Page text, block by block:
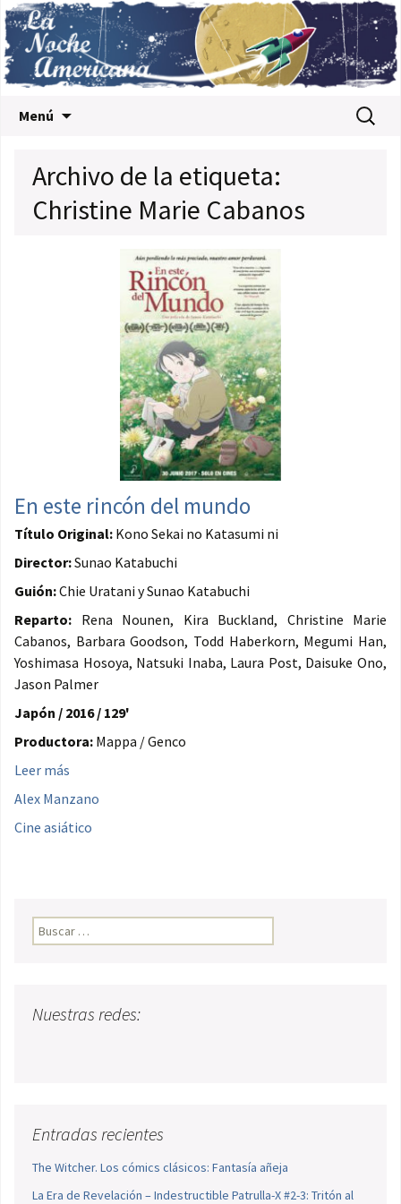
Menú Buscar:
Archivo de la etiqueta:
Christine Marie Cabanos
En este rincón del mundo
Título Original: Kono Sekai no Katasumi ni
Director:Sunao Katabuchi
Guión:Chie Uratani y Sunao Katabuchi
Reparto: Rena Nounen, Kira Buckland, Christine Marie
Cabanos, Barbara Goodson, Todd Haberkorn, Megumi Han,
Yoshimasa Hosoya, Natsuki Inaba, Laura Post, Daisuke Ono,
Jason Palmer
Japón / 2016 / 129'
Productora: Mappa / Genco
Leer más
Alex Manzano
Cine asiático
Buscar:
Nuestras redes:
Entradas recientes
The Witcher. Los cómics clásicos: Fantasía añeja
La Era de Revelación – Indestructible Patrulla-X #2-3: Tritón al